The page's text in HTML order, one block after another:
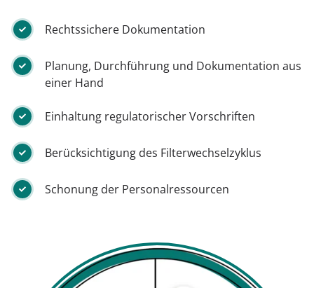
Rechtssichere Dokumentation
Planung, Durchführung und Dokumentation aus
einer Hand
Einhaltung regulatorischer Vorschriften
Berücksichtigung des Filterwechselzyklus
Schonung der Personalressourcen